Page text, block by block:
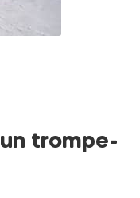
trompe-